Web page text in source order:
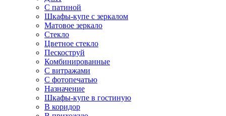
С патиной
Шкафы-купе с зеркалом
Матовое зеркало
Стекло
Цветное стекло
Пескоструй
Комбинированные
С витражами
С фотопечатью
Назначение
Шкафы-купе в гостиную
В коридор